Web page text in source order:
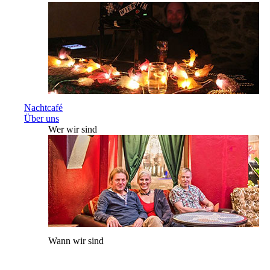
Nachtcafé
Über uns
Wer wir sind
Wann wir sind